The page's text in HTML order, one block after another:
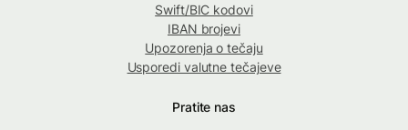
Swift/BIC kodovi
IBAN brojevi
Upozorenja o tečaju
Usporedi valutne tečajeve
Pratite nas